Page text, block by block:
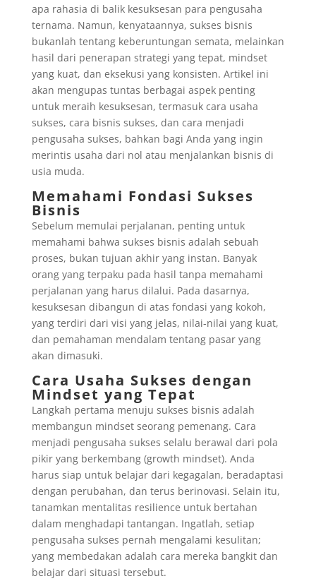
apa rahasia di balik kesuksesan para pengusaha
ternama. Namun, kenyataannya, sukses bisnis
bukanlah tentang keberuntungan semata, melainkan
hasil dari penerapan strategi yang tepat, mindset
yang kuat, dan eksekusi yang konsisten. Artikel ini
akan mengupas tuntas berbagai aspek penting
untuk meraih kesuksesan, termasuk cara usaha
sukses, cara bisnis sukses, dan cara menjadi
pengusaha sukses, bahkan bagi Anda yang ingin
merintis usaha dari nol atau menjalankan bisnis di
usia muda.
Memahami Fondasi Sukses
Bisnis
Sebelum memulai perjalanan, penting untuk
memahami bahwa sukses bisnis adalah sebuah
proses, bukan tujuan akhir yang instan. Banyak
orang yang terpaku pada hasil tanpa memahami
perjalanan yang harus dilalui. Pada dasarnya,
kesuksesan dibangun di atas fondasi yang kokoh,
yang terdiri dari visi yang jelas, nilai-nilai yang kuat,
dan pemahaman mendalam tentang pasar yang
akan dimasuki.
Cara Usaha Sukses dengan
Mindset yang Tepat
Langkah pertama menuju sukses bisnis adalah
membangun mindset seorang pemenang. Cara
menjadi pengusaha sukses selalu berawal dari pola
pikir yang berkembang (growth mindset). Anda
harus siap untuk belajar dari kegagalan, beradaptasi
dengan perubahan, dan terus berinovasi. Selain itu,
tanamkan mentalitas resilience untuk bertahan
dalam menghadapi tantangan. Ingatlah, setiap
pengusaha sukses pernah mengalami kesulitan;
yang membedakan adalah cara mereka bangkit dan
belajar dari situasi tersebut.